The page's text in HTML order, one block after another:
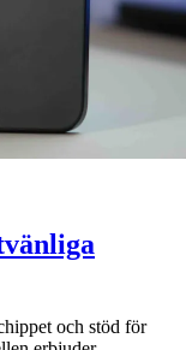
och stöd för